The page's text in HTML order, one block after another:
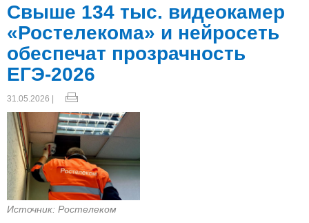
Свыше 134 тыс. видеокамер
«Ростелекома» и нейросеть
обеспечат прозрачность
ЕГЭ-2026
31.05.2026 |
Источник: Ростелеком